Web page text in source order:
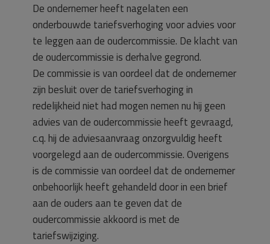
De ondernemer heeft nagelaten een
onderbouwde tariefsverhoging voor advies voor
te leggen aan de oudercommissie. De klacht van
de oudercommissie is derhalve gegrond.
De commissie is van oordeel dat de ondernemer
zijn besluit over de tariefsverhoging in
redelijkheid niet had mogen nemen nu hij geen
advies van de oudercommissie heeft gevraagd,
c.q. hij de adviesaanvraag onzorgvuldig heeft
voorgelegd aan de oudercommissie. Overigens
is de commissie van oordeel dat de ondernemer
onbehoorlijk heeft gehandeld door in een brief
aan de ouders aan te geven dat de
oudercommissie akkoord is met de
tariefswijziging.